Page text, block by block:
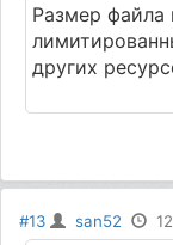
Размер файла
других
#13 san52